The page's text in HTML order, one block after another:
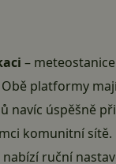
–
Obě platformy
navíc úspěšně
komunitní sítě.
ruční